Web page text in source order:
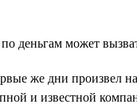
деньгам может
же дни произвел на
и известной